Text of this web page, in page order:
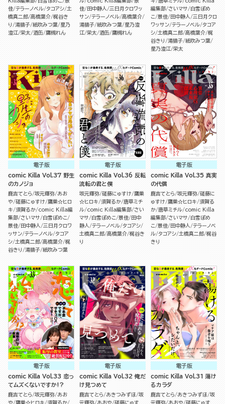
佳 テラーノベル タコアシ 土
橋真二郎 高橋葉介 梶谷き
り
湯猫子 紙吹みつ葉 星乃
澄江 栄太 酒缶 鷹槻れん
佳 田中静人 三日月クロワッ
サン テラーノベル 高橋葉介
湯猫子 紙吹みつ葉 星乃澄
江 栄太 酒缶 鷹槻れん
編集部 さいマサ
白雪ぽめ
こ 景佳 田中静人 三日月クロ
ワッサン テラーノベル タコア
シ 土橋真二郎 高橋葉介 梶
谷きり
湯猫子 紙吹みつ葉
星乃澄江 栄太
電子版
comic Killa Vol.37 野生
のカノジョ
鹿吉てとら 坂元輝弥 あお
や 磋藤にゅすけ 鷹巣☆ヒロ
キ 須賀るか comic Killa編
集部 さいマサ
白雪ぽめこ
景佳 田中静人 三日月クロワ
ッサン テラーノベル タコア
シ 土橋真二郎 高橋葉介 梶
谷きり
湯猫子 紙吹みつ葉
電子版
comic Killa Vol.36 反転
流転の君と僕
坂元輝弥 磋藤にゅすけ 鷹巣
☆ヒロキ 須賀るか 唐草ミチ
ル comic Killa編集部 さい
マサ
白雪ぽめこ 景佳 田中
静人 テラーノベル タコアシ
土橋真二郎 高橋葉介 梶谷き
り
電子版
comic Killa Vol.35 真実
の代償
鹿吉てとら 坂元輝弥 磋藤に
ゅすけ 鷹巣☆ヒロキ 須賀る
か 唐草ミチル comic Killa
編集部 さいマサ
白雪ぽめ
こ 景佳 田中静人 テラーノベ
ル タコアシ 土橋真二郎 梶谷
きり
電子版
comic Killa Vol.33 恋っ
てムズくないですか!?
鹿吉てとら 坂元輝弥 あお
や 鷹巣☆ヒロキ 須賀るか
電子版
comic Killa Vol.32 俺だ
け見つめて
鹿吉てとら あきつみずほ 坂
元輝弥 あおや 磋藤にゅす
電子版
comic Killa Vol.31 蕩け
るカラダ
鹿吉てとら あきつみずほ 坂
元輝弥 あおや 磋藤にゅす